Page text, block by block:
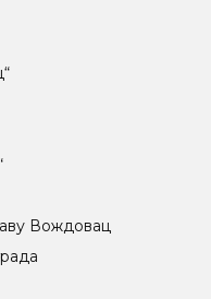
Вождовац